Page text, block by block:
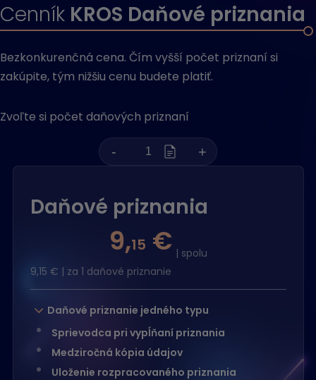
Cenník KROS Daňové priznania
Bezkonkurenčná cena. Čím vyšší počet priznaní si
zakúpite, tým nižšiu cenu budete platiť.
Zvoľte si počet daňových priznaní
Daňové priznania
9,15 € | spolu
9,15 € | za 1 daňové priznanie
Daňové priznanie jedného typu
Sprievodca pri vypĺňaní priznania
Medziročná kópia údajov
Uloženie rozpracovaného priznania